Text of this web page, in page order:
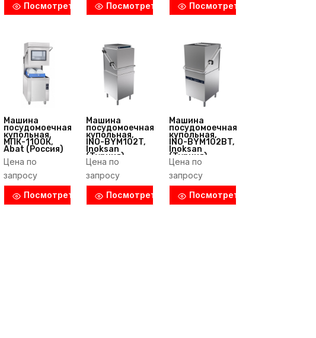
Посмотреть
Посмотреть
Посмотреть
Машина
посудомоечная
купольная,
МПК-1100К,
Abat (Россия)
Цена по
запросу
Посмотреть
Машина
посудомоечная
купольная,
INO-BYM102T,
Inoksan
(Турция)
Цена по
запросу
Посмотреть
Машина
посудомоечная
купольная,
INO-BYM102BT,
Inoksan
(Турция)
Цена по
запросу
Посмотреть